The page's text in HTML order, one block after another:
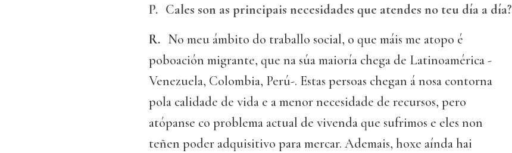
P. Cales son as principais necesidades que atendes no teu día a día?
R. No meu ámbito do traballo social, o que máis me atopo é
poboación migrante, que na súa maioría chega de Latinoamérica -
Venezuela, Colombia, Perú-. Estas persoas chegan á nosa contorna
pola calidade de vida e a menor necesidade de recursos, pero
atópanse co problema actual de vivenda que sufrimos e eles non
teñen poder adquisitivo para mercar. Ademais, hoxe aínda hai